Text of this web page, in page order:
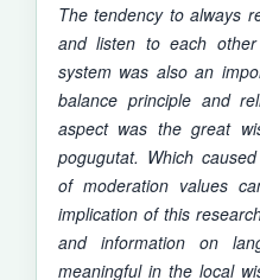
The tendency to always
and listen to each
system was also an
balance principle and
aspect was the great
pogugutat. Which
of moderation values
implication of this
and information on
meaningful in the local